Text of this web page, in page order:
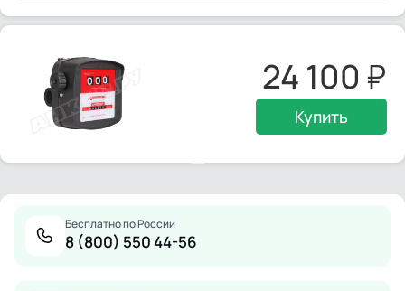
24 100
Купить
Бесплатно по России
8 (800) 550 44-56